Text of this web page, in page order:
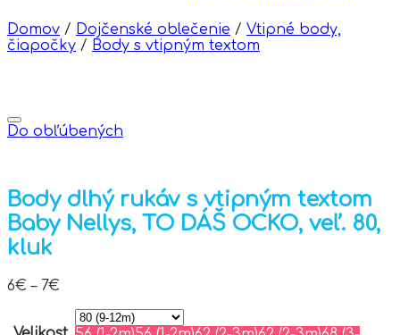
Domov / Dojčenské oblečenie / Vtipné body,
čiapočky / Body s vtipným textom
Do obľúbených
Body dlhý rukáv s vtipným textom
Baby Nellys, TO DÁŠ OCKO, veľ. 80,
kluk
6€ – 7€